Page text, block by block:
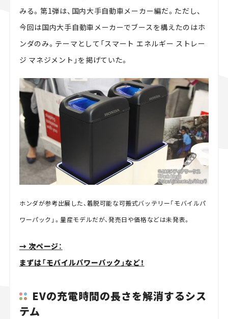
みる。第1弾は、国内大手自動車メーカー編だ。ただし、
今回は国内大手自動車メーカーでブースを構えたのはホ
ンダのみ。テーマとして「スマート エネルギー ストレー
ジ マネジメント」を掲げていた。
ホンダが参考出展した、着脱可能な可搬式バッテリー「モバイルパ
ワーパック」。量産モデルだが、発売日や価格などは未発表。
→ 次ページ：
まずは「モバイルパワーパック」など！
EVの充電時間の長さを解消するシス
テム